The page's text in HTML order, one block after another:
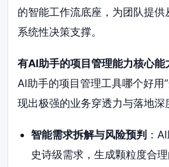
的智能工作流底座，为团队提供
系统性决策支撑。
有AI助手的项目管理能力核心能
AI助手的项目管理工具哪个好用
现出极强的业务穿透力与落地深
智能需求拆解与风险预判 ：
史诗级需求，生成颗粒度合